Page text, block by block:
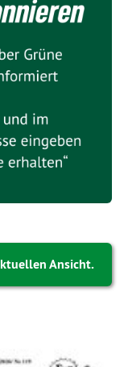
Ansicht.